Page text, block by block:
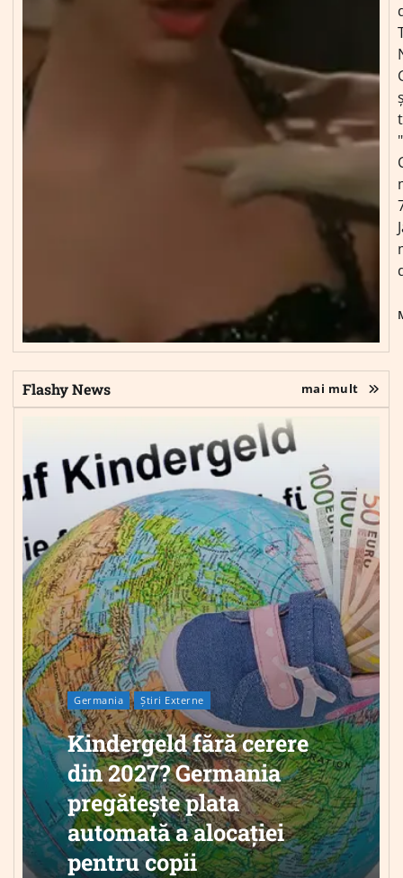
Flashy News mai mult
Germania Știri Externe
Kindergeld fără cerere
din 2027? Germania
pregătește plata
automată a alocației
pentru copii